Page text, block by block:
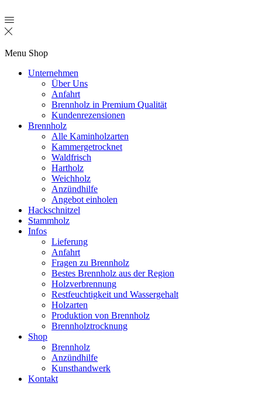
Menu Shop
Unternehmen
Über Uns
Anfahrt
Brennholz in Premium Qualität
Kundenrezensionen
Brennholz
Alle Kaminholzarten
Kammergetrocknet
Waldfrisch
Hartholz
Weichholz
Anzündhilfe
Angebot einholen
Hackschnitzel
Stammholz
Infos
Lieferung
Anfahrt
Fragen zu Brennholz
Bestes Brennholz aus der Region
Holzverbrennung
Restfeuchtigkeit und Wassergehalt
Holzarten
Produktion von Brennholz
Brennholztrocknung
Shop
Brennholz
Anzündhilfe
Kunsthandwerk
Kontakt